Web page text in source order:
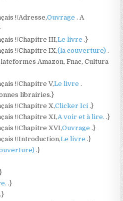
!/Adresse,Ouvrage. A
!/Chapitre III,Le livre.}
!/Chapitre IX,(la couverture).
Amazon, Fnac, Cultura
!/Chapitre V,Le livre.
librairies.}
!/Chapitre X,Clicker Ici.}
!/Chapitre XI,A voir et à lire..}
!/Chapitre XVI,Ouvrage.}
!/Introduction,Le livre.}
.}
.}
.}